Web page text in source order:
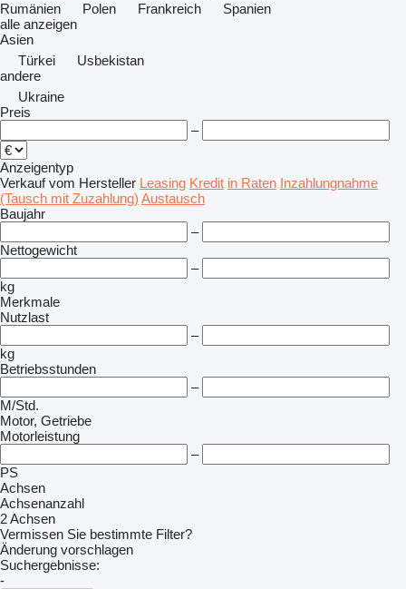
Rumänien
Polen Frankreich
Spanien
alle anzeigen
Asien
Türkei
Usbekistan
andere
Ukraine
Preis
–
Anzeigentyp
Verkauf vom Hersteller Leasing Kredit in Raten Inzahlungnahme
(Tausch mit Zuzahlung) Austausch
Baujahr
–
Nettogewicht
–
kg
Merkmale
Nutzlast
–
kg
Betriebsstunden
–
M/Std.
Motor, Getriebe
Motorleistung
–
PS
Achsen
Achsenanzahl
2 Achsen
Vermissen Sie bestimmte Filter?
Änderung vorschlagen
Suchergebnisse:
-